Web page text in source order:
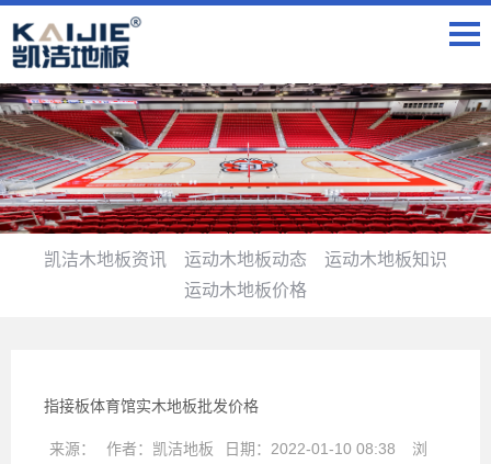
凯洁木地板资讯 运动木地板动态
运动木地板知识
运动木地板价格
指接板体育馆实木地板批发价格
来源： 作者： 凯洁地板 日期： 2022-01-10 08:38 浏